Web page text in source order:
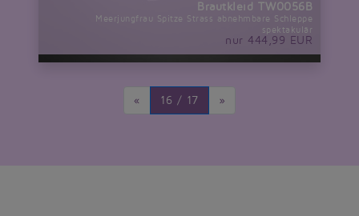
Brautkleid TW0056B
Meerjungfrau Spitze Strass abnehmbare Schleppe
spektakulär
nur 444,99 EUR
« 16 / 17 »